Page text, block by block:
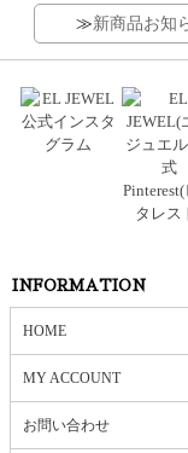
≫新商品お知
INFORMATION
HOME
MY ACCOUNT
お問い合わせ